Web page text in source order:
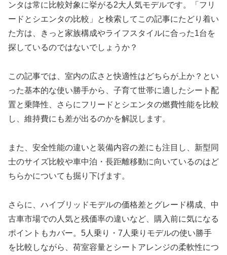
ンタは常に比較対象に挙がる2大人気モデルです。「フリ
ードとシエンタの比較」と検索してこの記事にたどり着い
た方は、きっと家族構成やライフスタイルに合った1台を
探しているのではないでしょうか？
この記事では、室内の広さと快適性はどちらが上か？とい
った基本的な使い勝手から、子育て世帯に適したシート配
置と乗降性、さらにフリードとシエンタの燃費性能を比較
し、維持費にも差が出るのかを解説します。
また、安全性能の違いと装備内容の差にも注目し、新型同
士のサイズ比較や車中泊・長距離移動に向いているのはど
ちらかについても掘り下げます。
さらに、ハイブリッドモデルの価格差とグレード構成、中
古車市場での人気と残価率の違いなど、購入前に気になる
ポイントもカバー。5人乗り・7人乗りモデルの使い勝手
を比較しながら、荷室容量とシートアレンジの柔軟性につ